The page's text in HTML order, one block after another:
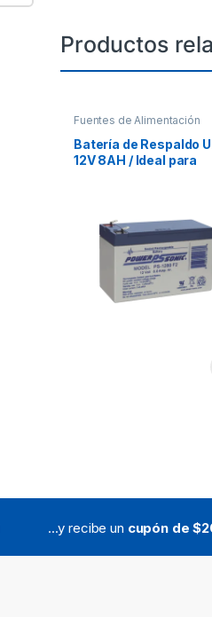
Productos
Fuentes de Alimentación
Batería de Respaldo
12V 8AH / Ideal para
Videovigilancia /
Terminales Tipo F2
...y recibe un cupón de